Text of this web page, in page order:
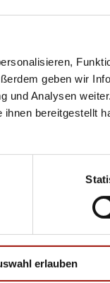
geben wir
und Analysen
bereitgestellt
erlauben
Zusatzstoff en
übernehmen können.
Vollständigkeit der
So
online
Pizza-
12681 oder
in der
beginnen
kannst